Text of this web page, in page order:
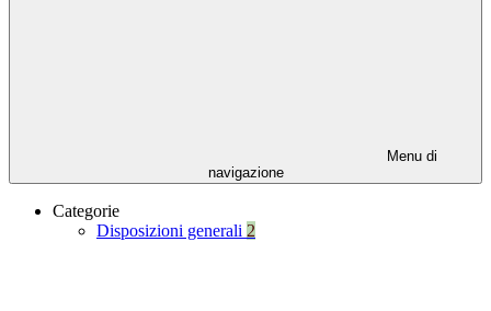
Menu di
navigazione
Categorie
Disposizioni generali 2